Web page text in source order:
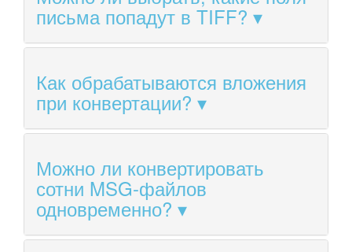
письма попадут в TIFF?
Как обрабатываются вложения
при конвертации?
Можно ли конвертировать
сотни MSG-файлов
одновременно?